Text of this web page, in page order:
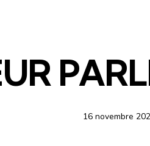
16 novembre